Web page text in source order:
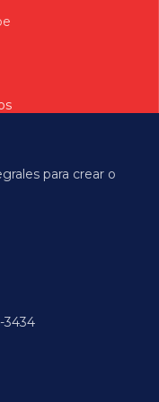
para crear o
3434